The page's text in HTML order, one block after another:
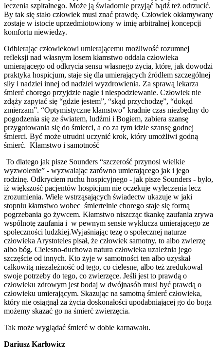
leczenia szpitalnego. Może ją świadomie przyjąć bądź też odrzucić.
By tak się stało człowiek musi znać prawdę. Człowiek okłamywany
zostaje w istocie uprzedmiotowiony w imię arbitralnej koncepcji
komfortu niewiedzy.
Odbierając człowiekowi umierającemu możliwość rozumnej
refleksji nad własnym losem kłamstwo oddala człowieka
umierającego od odkrycia sensu własnego życia, które, jak dowodzi
praktyka hospicjum, staje się dla umierających źródłem szczególnej
siły i nadziei innej od nadziei wyzdrowienia. Za sprawą lekarza
śmierć chorego przyjdzie nagle i niespodziewanie. Człowiek nie
zdąży zapytać się “gdzie jestem”, “skąd przychodzę”, “dokąd
zmierzam”. “Optymistyczne kłamstwo” kradnie czas niezbędny do
pogodzenia się ze światem, ludźmi i Bogiem, zabiera szansę
przygotowania się do śmierci, a co za tym idzie szansę godnej
śmierci. Być może utrudni uczynić krok, który umożliwi godną
śmierć. Kłamstwo i samotność
To dlatego jak pisze Sounders “szczerość przynosi wielkie
wyzwolenie” - wyzwalając zarówno umierającego jak i jego
rodzinę. Odkryciem ruchu hospicyjnego - jak pisze Sounders - było,
iż większość pacjentów hospicjum nie oczekuje wyleczenia lecz
zrozumienia. Wiele wstrząsających świadectw ukazuje w jaki
stopniu kłamstwo wobec śmiertelnie chorego staje się formą
pogrzebania go żywcem. Kłamstwo niszcząc tkankę zaufania zrywa
wspólnotę zaufania i w pewnym sensie wyklucza umierającego ze
społeczności ludzkiej.Wyjaśniając tezę o społecznej naturze
człowieka Arystoteles pisał, że człowiek samotny, to albo zwierzę
albo bóg. Cielesno-duchowa natura człowieka uzależnia jego
szczęście od innych. Kto żyje w samotności ten albo uzyskał
całkowitą niezależność od tego, co cielesne, albo też zredukował
swoje potrzeby do tego, co zwierzęce. Jeśli jest to prawdą o
człowieku zdrowym jest bodaj w dwójnasób musi być prawdą o
człowieku umierającym. Skazując na samotną śmierć człowieka,
który nie osiągnął za życia doskonałości upodabniającej go do boga
możemy skazać go na śmierć zwierzęcia.
Tak może wyglądać śmierć w dobie karnawału.
Dariusz Karłowicz